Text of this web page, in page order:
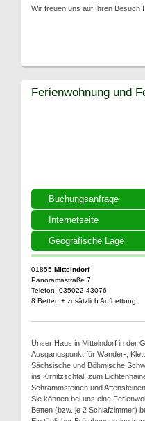
Wir freuen uns auf Ihren Besuch !
Buchungsanfrage
Internetseite
Geografische Lage
Ferienwohnung und
01855 Mittelndorf
Panoramastraße 7
Telefon: 035022 43076
8 Betten + zusätzlich Aufbettung
Unser Haus in Mittelndorf in der
Ausgangspunkt für Wander-,
Sächsische und Böhmische
ins Kirnitzschtal, zum
Schrammsteinen und Affensteinen.
Sie können bei uns eine
Betten (bzw. je 2 Schlafzimmer)